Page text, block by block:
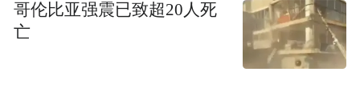
哥伦比亚强震已致超20人死
亡